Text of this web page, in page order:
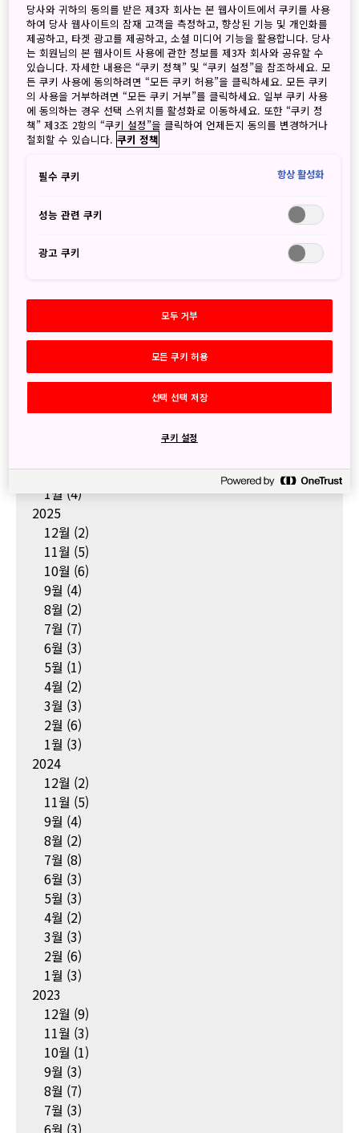
○ 일 시: 2019년 6월 7일(금) ~ 6월 9일(일) 10:00~18:00 (입
장 마감시간은 17:00)
○ 장 소: 일산 KINTEX 제 2전시장 7홀, 8홀
※ 참고 사이트:https://mhits.hanatour.com
Keyword search 실행
검색
2026
7월(1)
5월(5)
2월(2)
1월(4)
2025
12월 (2)
11월 (5)
10월 (6)
9월 (4)
8월 (2)
7월 (7)
6월 (3)
5월 (1)
4월 (2)
3월 (3)
2월 (6)
1월 (3)
2024
12월 (2)
11월 (5)
9월 (4)
8월 (2)
7월 (8)
6월 (3)
5월 (3)
4월 (2)
3월 (3)
2월 (6)
1월 (3)
2023
12월 (9)
11월 (3)
10월 (1)
9월 (3)
8월 (7)
7월 (3)
6월 (3)
당사와 귀하의 동의를 받은 제3자 회사는 본 웹사이트에서 쿠키를 사용
하여 당사 웹사이트의 잠재 고객을 측정하고, 향상된 기능 및 개인화를
제공하고, 타겟 광고를 제공하고, 소셜 미디어 기능을 활용합니다. 당사
는 회원님의 본 웹사이트 사용에 관한 정보를 제3자 회사와 공유할 수
있습니다. 자세한 내용은 “쿠키 정책” 및 “쿠키 설정”을 참조하세요. 모
든 쿠키 사용에 동의하려면 “모든 쿠키 허용”을 클릭하세요. 모든 쿠키
의 사용을 거부하려면 “모든 쿠키 거부”를 클릭하세요. 일부 쿠키 사용
에 동의하는 경우 선택 스위치를 활성화로 이동하세요. 또한 “쿠키 정
책” 제3조 2항의 “쿠키 설정”을 클릭하여 언제든지 동의를 변경하거나
철회할 수 있습니다. 쿠키 정책
필수 쿠키 항상 활성화
성능 관련 쿠키
광고 쿠키
모두 거부
모든 쿠키 허용
선택 선택 저장
쿠키 설정